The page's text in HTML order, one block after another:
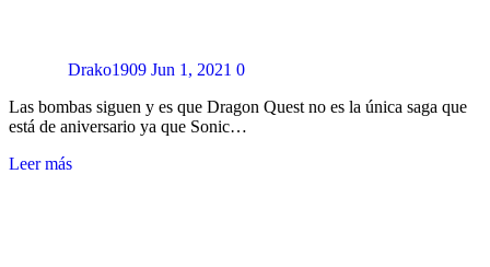
Drako1909 Jun 1, 2021 0
Las bombas siguen y es que Dragon Quest no es la única saga que
está de aniversario ya que Sonic…
Leer más